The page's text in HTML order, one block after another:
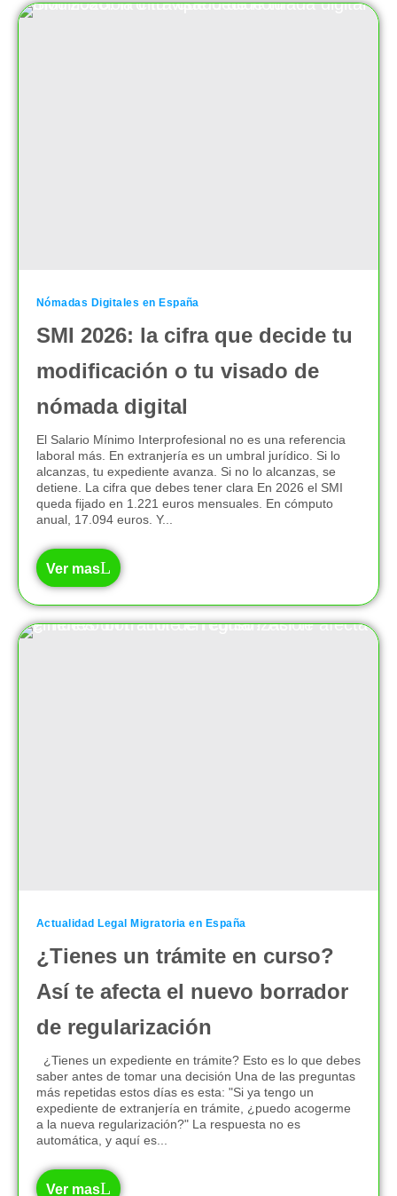
Nómadas Digitales en España
SMI 2026: la cifra que decide tu
modificación o tu visado de
nómada digital
El Salario Mínimo Interprofesional no es una referencia
laboral más. En extranjería es un umbral jurídico. Si lo
alcanzas, tu expediente avanza. Si no lo alcanzas, se
detiene. La cifra que debes tener clara En 2026 el SMI
queda fijado en 1.221 euros mensuales. En cómputo
anual, 17.094 euros. Y...
Ver mas
Actualidad Legal Migratoria en España
¿Tienes un trámite en curso?
Así te afecta el nuevo borrador
de regularización
¿Tienes un expediente en trámite? Esto es lo que debes
saber antes de tomar una decisión Una de las preguntas
más repetidas estos días es esta: "Si ya tengo un
expediente de extranjería en trámite, ¿puedo acogerme
a la nueva regularización?" La respuesta no es
automática, y aquí es...
Ver mas